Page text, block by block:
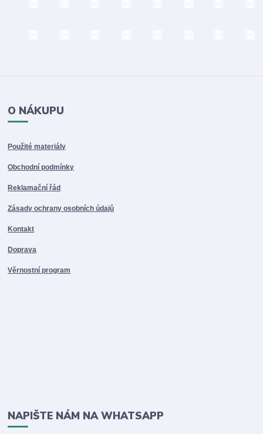
O NÁKUPU
Použité materiály
Obchodní podmínky
Reklamační řád
Zásady ochrany osobních údajů
Kontakt
Doprava
Věrnostní program
NAPIŠTE NÁM NA WHATSAPP